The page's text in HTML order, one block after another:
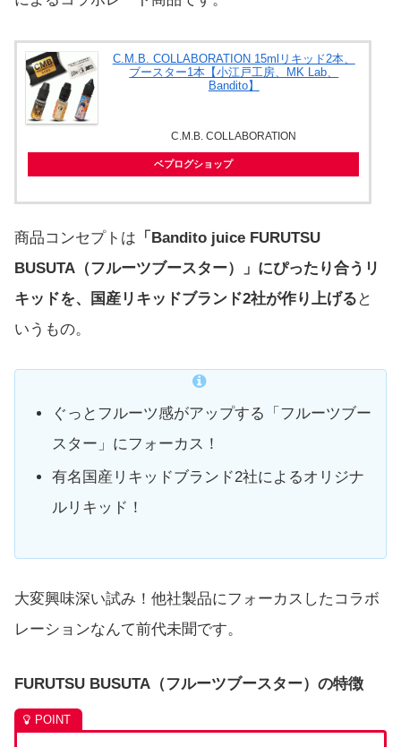
C.M.B. COLLABORATION 15mlリキッド2本、
ブースター1本【小江戸工房、MK Lab、
Bandito】
C.M.B. COLLABORATION
ベプログショップ
商品コンセプトは 「Bandito juice FURUTSU
BUSUTA（フルーツブースター）」にぴったり合うリ
キッドを、国産リキッドブランド2社が作り上げる と
いうもの。
ぐっとフルーツ感がアップする「フルーツブー
スター」にフォーカス！
有名国産リキッドブランド2社によるオリジナ
ルリキッド！
大変興味深い試み！他社製品にフォーカスしたコラボ
レーションなんて前代未聞です。
FURUTSU BUSUTA（フルーツブースター）の特徴